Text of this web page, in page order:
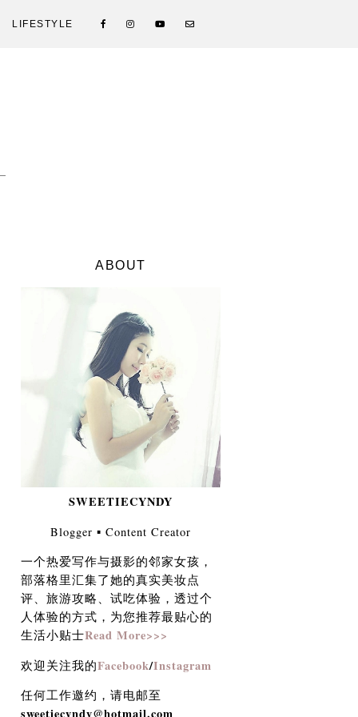
LIFESTYLE
ABOUT
SWEETIECYNDY
Blogger ▪︎ Content Creator
一个热爱写作与摄影的邻家女孩，
部落格里汇集了她的真实美妆点
评、旅游攻略、试吃体验，透过个
人体验的方式，为您推荐最贴心的
生活小贴士Read More>>>
欢迎关注我的Facebook/Instagram
任何工作邀约，请电邮至
sweetiecyndy@hotmail.com